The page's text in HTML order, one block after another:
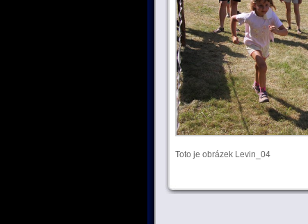
Toto je obrázek Levin_04